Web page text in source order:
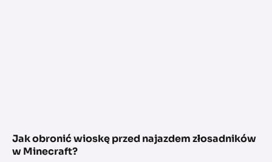
Jak obronić wioskę przed najazdem złosadników
w Minecraft?